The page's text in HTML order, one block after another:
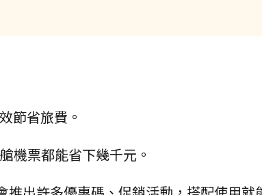
節省旅費。
機票都能省下幾千元。